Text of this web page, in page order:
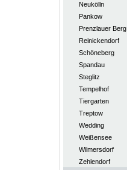
Neukölln
Pankow
Prenzlauer Berg
Reinickendorf
Schöneberg
Spandau
Steglitz
Tempelhof
Tiergarten
Treptow
Wedding
Weißensee
Wilmersdorf
Zehlendorf